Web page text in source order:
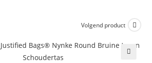
Volgend product